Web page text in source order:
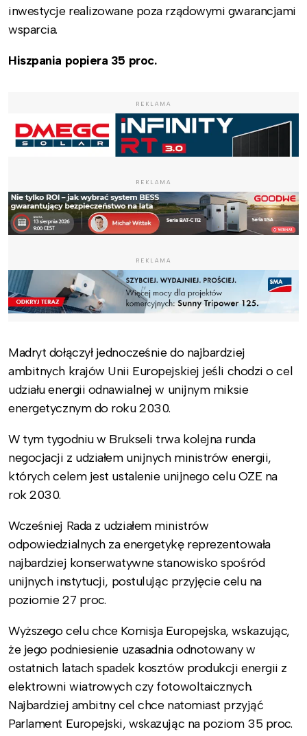
inwestycje realizowane poza rządowymi gwarancjami
wsparcia.
Hiszpania popiera 35 proc.
REKLAMA
REKLAMA
REKLAMA
Madryt dołączył jednocześnie do najbardziej
ambitnych krajów Unii Europejskiej jeśli chodzi o cel
udziału energii odnawialnej w unijnym miksie
energetycznym do roku 2030.
W tym tygodniu w Brukseli trwa kolejna runda
negocjacji z udziałem unijnych ministrów energii,
których celem jest ustalenie unijnego celu OZE na
rok 2030.
Wcześniej Rada z udziałem ministrów
odpowiedzialnych za energetykę reprezentowała
najbardziej konserwatywne stanowisko spośród
unijnych instytucji, postulując przyjęcie celu na
poziomie 27 proc.
Wyższego celu chce Komisja Europejska, wskazując,
że jego podniesienie uzasadnia odnotowany w
ostatnich latach spadek kosztów produkcji energii z
elektrowni wiatrowych czy fotowoltaicznych.
Najbardziej ambitny cel chce natomiast przyjąć
Parlament Europejski, wskazując na poziom 35 proc.